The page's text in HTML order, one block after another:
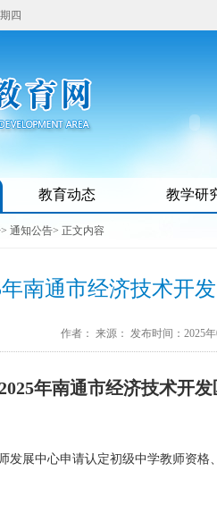
四
教育动态 教学研
> 通知公告> 正文内容
年南通市经济技术开
作者： 来源： 发布时间：2025年
5年南通市经济技术开
发展中心申请认定初级中学教师资格